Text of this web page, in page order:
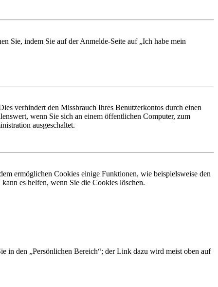
Sie, indem Sie auf der Anmelde-Seite auf „Ich habe mein
verhindert den Missbrauch Ihres Benutzerkontos durch einen
wenn Sie sich an einem öffentlichen Computer, zum
ausgeschaltet.
ermöglichen Cookies einige Funktionen, wie beispielsweise den
es helfen, wenn Sie die Cookies löschen.
in den „Persönlichen Bereich“; der Link dazu wird meist oben auf